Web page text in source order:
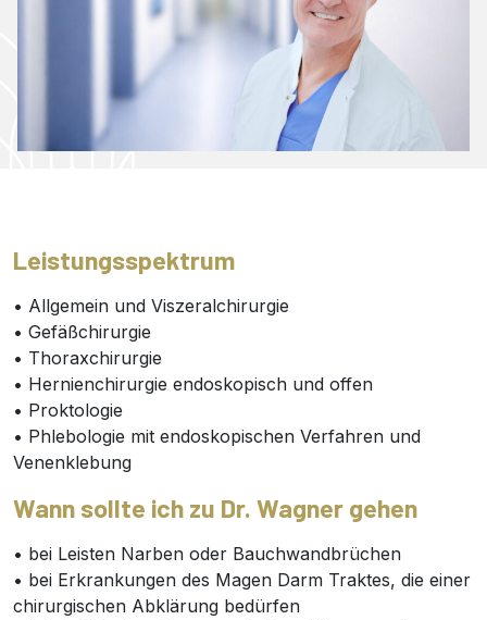
Leistungsspektrum
• Allgemein und Viszeralchirurgie
• Gefäßchirurgie
• Thoraxchirurgie
• Hernienchirurgie endoskopisch und offen
• Proktologie
• Phlebologie mit endoskopischen Verfahren und
Venenklebung
Wann sollte ich zu Dr. Wagner gehen
• bei Leisten Narben oder Bauchwandbrüchen
• bei Erkrankungen des Magen Darm Traktes, die einer
chirurgischen Abklärung bedürfen